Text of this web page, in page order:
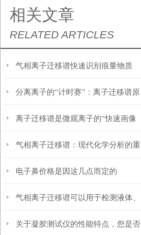
相关文章
RELATED ARTICLES
气相离子迁移谱快速识别痕量物质
的“嗅觉雷达”
分离离子的“计时赛”：离子迁移谱原
理探秘
离子迁移谱是微观离子的“快速画像
师”——解析工作原理与优势
气相离子迁移谱：现代化学分析的重
要工具
电子鼻价格是因这几点而定的
气相离子迁移谱可以用于检测液体、
固体和气体混合物中的各种易挥发物
关于凝胶测试仪的性能特点，您是否